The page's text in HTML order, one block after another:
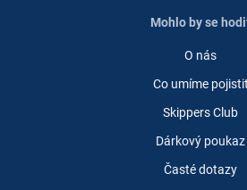
Mohlo by se
O nás
Co umíme pojistit
Skippers Club
Dárkový poukaz
Časté dotazy